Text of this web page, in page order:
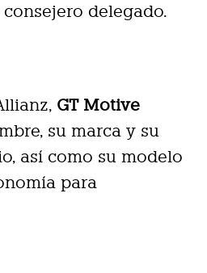
delegado.
GT Motive
su marca y su
así como su modelo
para